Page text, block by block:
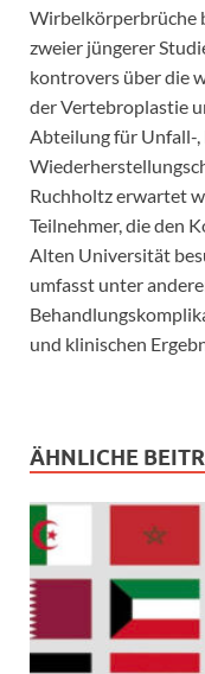
Wirbelkörperbrüche
zweier jüngerer
kontrovers über die
der Vertebroplastie
Abteilung für Unfall-,
Ruchholtz erwartet
Teilnehmer, die den
Alten Universität
umfasst unter
und klinischen
ÄHNLICHE